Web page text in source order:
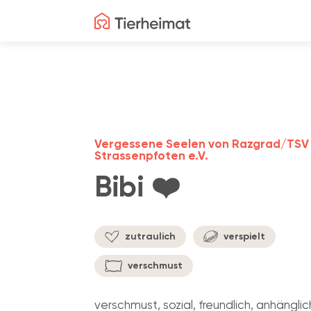
Bibi ❤️
Vergessene Seelen von Razgrad/TSV
Strassenpfoten e.V.
zutraulich verspielt
verschmust
verschmust, sozial, freundlich,